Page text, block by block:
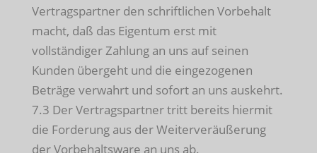
Vertragspartner den schriftlichen Vorbehalt
macht, daß das Eigentum erst mit
vollständiger Zahlung an uns auf seinen
Kunden übergeht und die eingezogenen
Beträge verwahrt und sofort an uns auskehrt.
7.3 Der Vertragspartner tritt bereits hiermit
die Forderung aus der Weiterveräußerung
der Vorbehaltsware an uns ab.